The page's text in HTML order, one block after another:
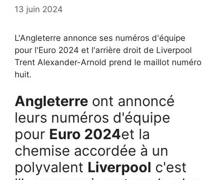
13 juin 2024
L'Angleterre annonce ses numéros d'équipe
pour l'Euro 2024 et l'arrière droit de Liverpool
Trent Alexander-Arnold prend le maillot numéro
huit.
Angleterre ont annoncé
leurs numéros d'équipe
pour Euro 2024et la
chemise accordée à un
polyvalent Liverpool c'est